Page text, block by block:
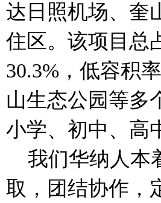
达日照机场、奎
住区。该项目总
30.3%，低容积
山生态公园等多
小学、初中、高
我们华纳人本
取，团结协作，